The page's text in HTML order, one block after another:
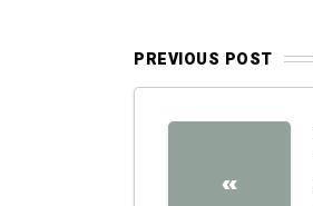
PREVIOUS POST
«